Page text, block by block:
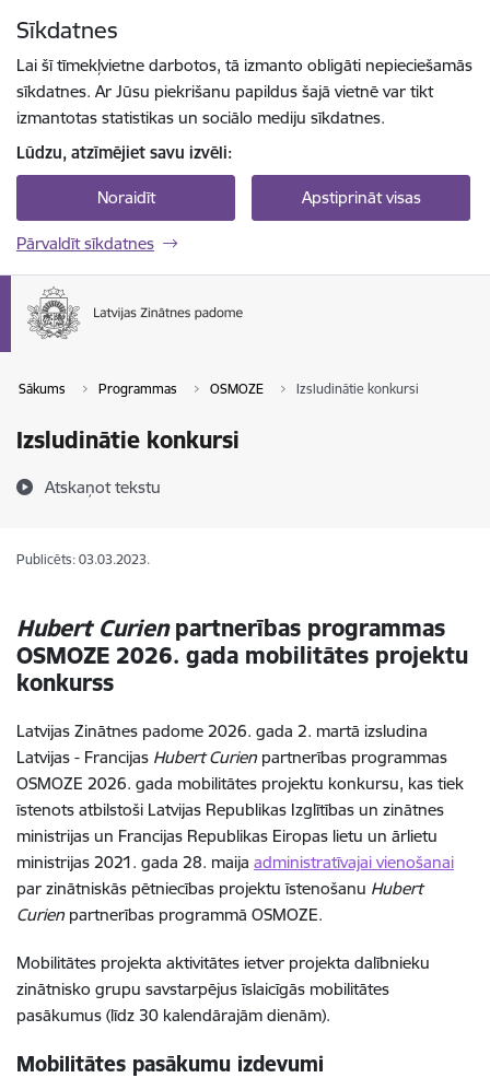
Sīkdatnes
Lai šī tīmekļvietne darbotos, tā izmanto obligāti nepieciešamās
sīkdatnes. Ar Jūsu piekrišanu papildus šajā vietnē var tikt
izmantotas statistikas un sociālo mediju sīkdatnes.
Lūdzu, atzīmējiet savu izvēli:
Noraidīt Apstiprināt visas
Pārvaldīt sīkdatnes
Sākums Programmas OSMOZE Izsludinātie konkursi
Izsludinātie konkursi
Atskaņot tekstu
Publicēts: 03.03.2023.
Hubert Curienpartnerības programmas
OSMOZE 2026. gada mobilitātes projektu
konkurss
Latvijas Zinātnes padome 2026. gada 2. martā izsludina
Latvijas - Francijas Hubert Curien partnerības programmas
OSMOZE 2026. gada mobilitātes projektu konkursu, kas tiek
īstenots atbilstoši Latvijas Republikas Izglītības un zinātnes
ministrijas un Francijas Republikas Eiropas lietu un ārlietu
ministrijas 2021. gada 28. maija administratīvajai vienošanai
par zinātniskās pētniecības projektu īstenošanu Hubert
Curien partnerības programmā OSMOZE.
Mobilitātes projekta aktivitātes ietver projekta dalībnieku
zinātnisko grupu savstarpējus īslaicīgās mobilitātes
pasākumus (līdz 30 kalendārajām dienām).
Mobilitātes pasākumu izdevumi